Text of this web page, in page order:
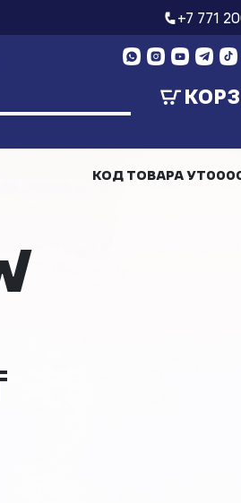
+7 771
КОД ТОВАРА